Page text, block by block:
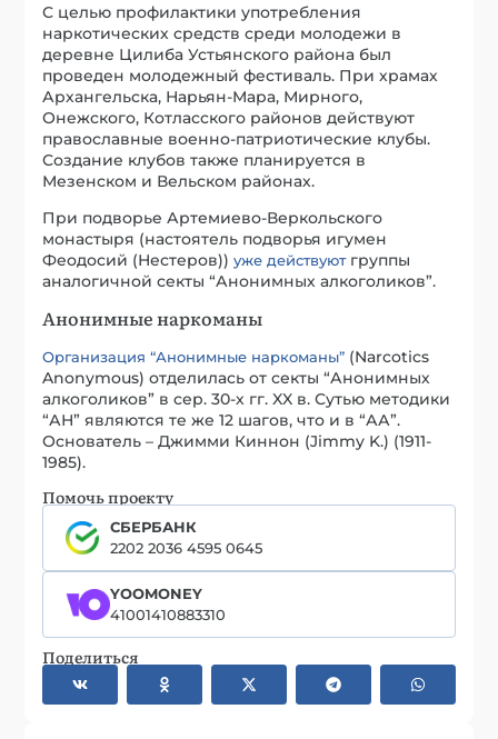
С целью профилактики употребления
наркотических средств среди молодежи в
деревне Цилиба Устьянского района был
проведен молодежный фестиваль. При храмах
Архангельска, Нарьян-Мара, Мирного,
Онежского, Котласского районов действуют
православные военно-патриотические клубы.
Создание клубов также планируется в
Мезенском и Вельском районах.
При подворье Артемиево-Веркольского
монастыря (настоятель подворья игумен
Феодосий (Нестеров))уже действуютгруппы
аналогичной секты “Анонимных алкоголиков”.
Анонимные наркоманы
Организация “Анонимные наркоманы” (Narcotics
Anonymous) отделилась от секты “Анонимных
алкоголиков” в сер. 30-х гг. XX в. Сутью методики
“АН” являются те же 12 шагов, что и в “АА”.
Основатель – Джимми Киннон (Jimmy K.) (1911-
1985).
Помочь проекту
СБЕРБАНК
2202 2036 4595 0645
YOOMONEY
41001410883310
Поделиться